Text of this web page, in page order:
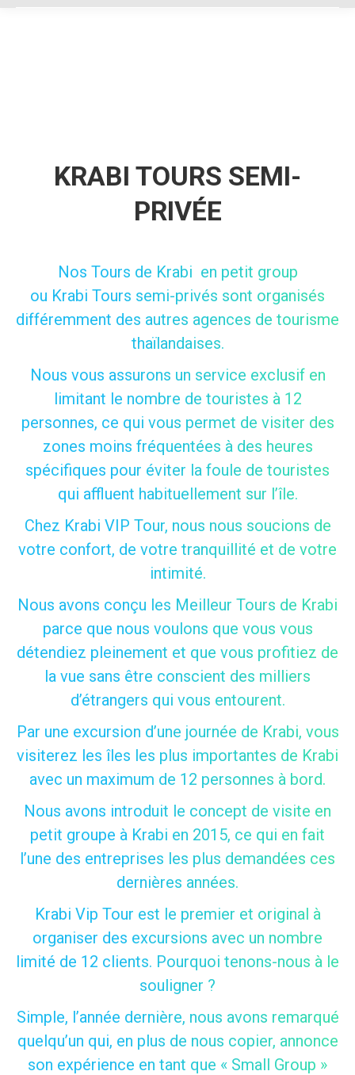
KRABI TOURS SEMI-
PRIVÉE
Nos Tours de Krabi en petit group
ou Krabi Tours semi-privés sont organisés
différemment des autres agences de tourisme
thaïlandaises.
Nous vous assurons un service exclusif en
limitant le nombre de touristes à 12
personnes, ce qui vous permet de visiter des
zones moins fréquentées à des heures
spécifiques pour éviter la foule de touristes
qui affluent habituellement sur l’île.
Chez Krabi VIP Tour, nous nous soucions de
votre confort, de votre tranquillité et de votre
intimité.
Nous avons conçu les Meilleur Tours de Krabi
parce que nous voulons que vous vous
détendiez pleinement et que vous profitiez de
la vue sans être conscient des milliers
d’étrangers qui vous entourent.
Par une excursion d’une journée de Krabi, vous
visiterez les îles les plus importantes de Krabi
avec un maximum de 12 personnes à bord.
Nous avons introduit le concept de visite en
petit groupe à Krabi en 2015, ce qui en fait
l’une des entreprises les plus demandées ces
dernières années.
Krabi Vip Tour est le premier et original à
organiser des excursions avec un nombre
limité de 12 clients. Pourquoi tenons-nous à le
souligner ?
Simple, l’année dernière, nous avons remarqué
quelqu’un qui, en plus de nous copier, annonce
son expérience en tant que « Small Group »